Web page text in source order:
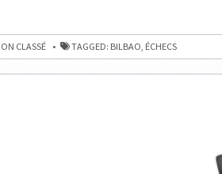
CLASSÉ TAGGED: BILBAO ÉCHECS